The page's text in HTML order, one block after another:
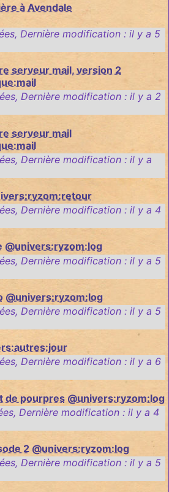
à Avendale
, Dernière modification : il y a 5
serveur mail, version 2
, Dernière modification : il y a 2
serveur mail
, Dernière modification : il y a
, Dernière modification : il y a 4
@univers:ryzom:log
, Dernière modification : il y a 5
@univers:ryzom:log
, Dernière modification : il y a 5
, Dernière modification : il y a 6
de pourpres @univers:ryzom:log
, Dernière modification : il y a 4
2 @univers:ryzom:log
, Dernière modification : il y a 5